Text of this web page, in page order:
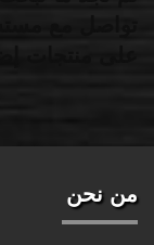
من نحن